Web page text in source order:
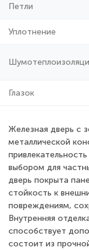
Петли
Уплотнение
Глазок
Железная дверь с
металлической
выбором для
дверь покрыта
стойкость к
повреждениям,
Внутренняя
способствует
состоит из